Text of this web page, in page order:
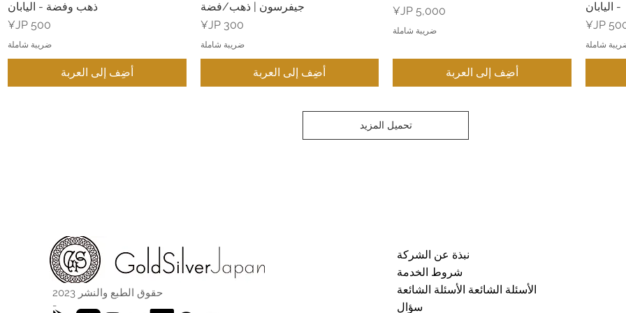
- اليابان
شاملة
السعر
ضريبة شاملة
أضِف إلى العربة
جيفرسون | ذهب/فضة
السعر
ضريبة شاملة
أضِف إلى العربة
ذهب وفضة - اليابان
السعر
ضريبة شاملة
أضِف إلى العربة
تحميل المزيد
حقوق الطبع والنشر 2023
-
نبذة عن الشركة
شروط الخدمة
الأسئلة الشائعة الأسئلة الشائعة
سؤال